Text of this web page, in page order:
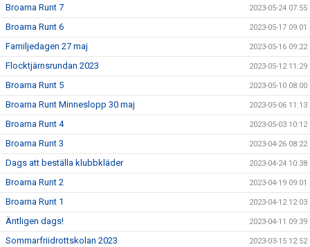
Broarna Runt 7 2023-05-24 07:55
Broarna Runt 6 2023-05-17 09:01
Familjedagen 27 maj 2023-05-16 09:22
Flocktjärnsrundan 2023 2023-05-12 11:29
Broarna Runt 5 2023-05-10 08:00
Broarna Runt Minneslopp 30 maj 2023-05-06 11:13
Broarna Runt 4 2023-05-03 10:12
Broarna Runt 3 2023-04-26 08:22
Dags att beställa klubbkläder 2023-04-24 10:38
Broarna Runt 2 2023-04-19 09:01
Broarna Runt 1 2023-04-12 12:03
Äntligen dags! 2023-04-11 09:39
Sommarfriidrottskolan 2023 2023-03-15 12:52